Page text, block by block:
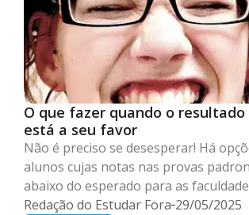
O que fazer quando o resultado
está a seu favor
Não é preciso se desesperar! Há
alunos cujas notas nas provas
abaixo do esperado para as
Redação do Estudar Fora 29/05/2025